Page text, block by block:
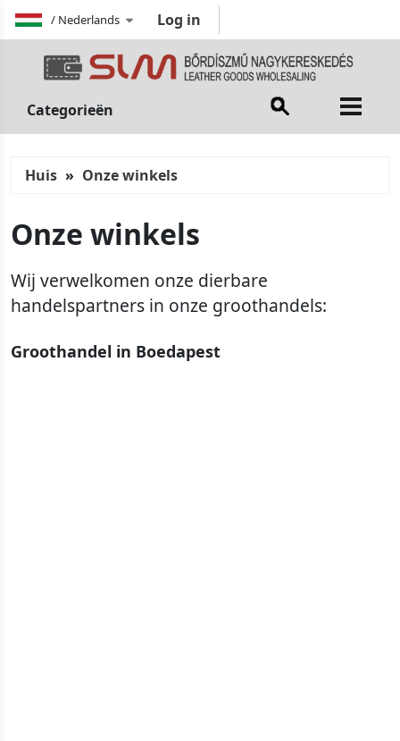
/ Nederlands Log in
Categorieën
Huis Onze winkels
Onze winkels
Wij verwelkomen onze dierbare
handelspartners in onze groothandels:
Groothandel in Boedapest